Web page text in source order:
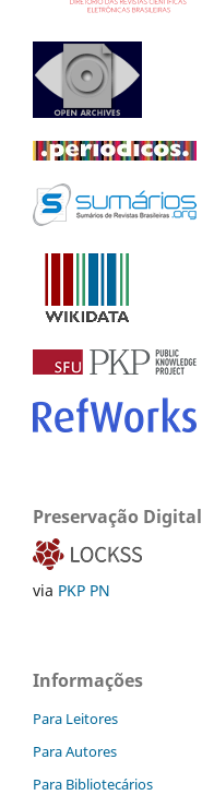
Preservação Digital
via PKP PN
Informações
Para Leitores
Para Autores
Para Bibliotecários